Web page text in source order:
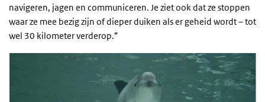
navigeren, jagen en communiceren. Je ziet ook dat ze stoppen
waar ze mee bezig zijn of dieper duiken als er geheid wordt – tot
wel 30 kilometer verderop.”